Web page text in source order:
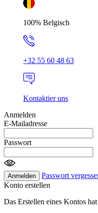
100% Belgisch
+32 55 60 48 63
Kontaktier uns
Anmelden
E-Mailadresse
Passwort
Anmelden
Passwort
Konto erstellen
Das Erstellen eines Kontos